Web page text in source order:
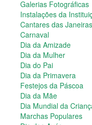
Dia da Mãe
Dia Mundial da
Marchas Populares
Dia dos Avós
Semana do Idoso
Dia das Bruxas
Dia de S.Martinho
Aniversários da
Almoço / Lanche
Atividades
Época Balnear
Galerias Fotográficas
Instalações da
Cantares das Janeiras
Carnaval
Dia da Amizade
Dia da Mulher
Dia do Pai
Dia da Primavera
Festejos da Páscoa
Dia da Mãe
Dia Mundial da
Marchas Populares